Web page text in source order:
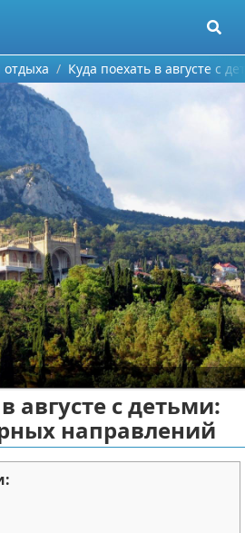
информации
Куда поехать в августе с
августе с детьми:
направлений